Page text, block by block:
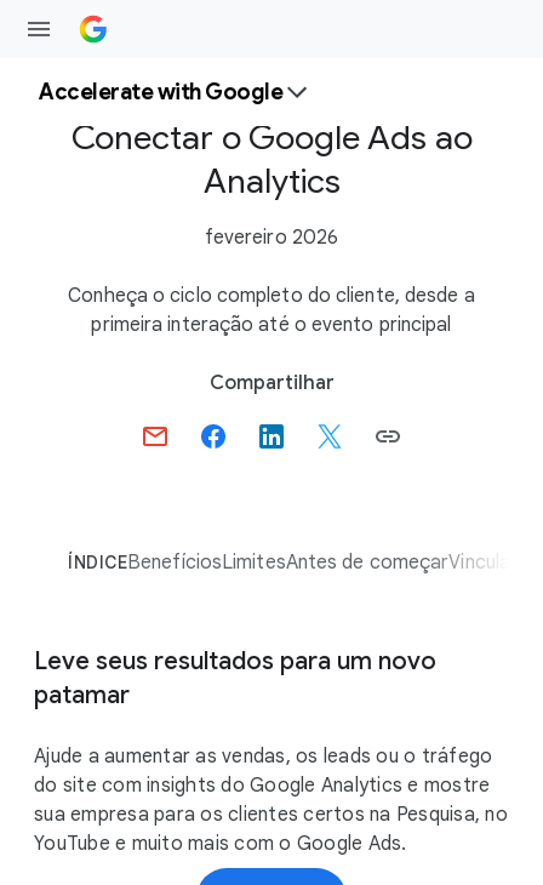
Accelerate with Google
Conectar o Google Ads ao
Analytics
fevereiro 2026
Conheça o ciclo completo do cliente, desde a
primeira interação até o evento principal
u
l
e
Compartilhar
ÍNDICEBenefíciosLimitesAntes de começarVincular
Leve seus resultados para um novo
patamar
Ajude a aumentar as vendas, os leads ou o tráfego
do site com insights do Google Analytics e mostre
sua empresa para os clientes certos na Pesquisa, no
YouTube e muito mais com o Google Ads.